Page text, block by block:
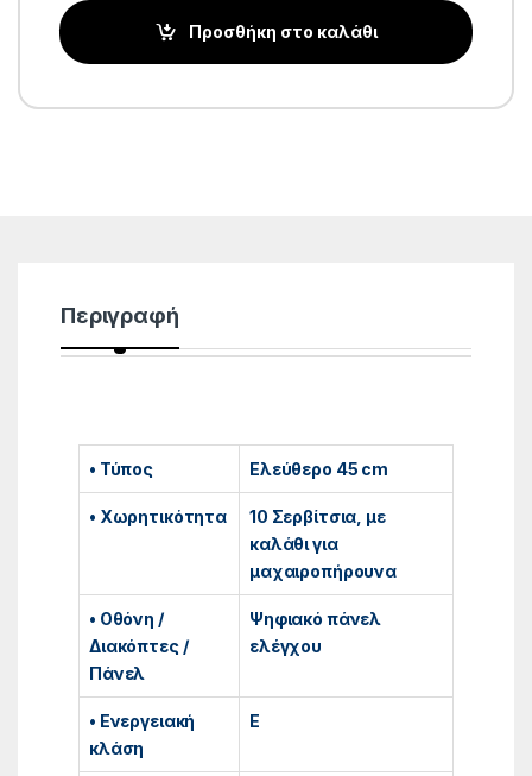
Προσθήκη στο καλάθι
Περιγραφή
• Τύπος Ελεύθερο 45 cm
• Χωρητικότητα
10 Σερβίτσια, με
καλάθι για
μαχαιροπήρουνα
• Οθόνη /
Διακόπτες /
Πάνελ
Ψηφιακό πάνελ
ελέγχου
• Ενεργειακή
κλάση
E